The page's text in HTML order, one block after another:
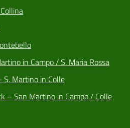
in Campo / S. Maria Rossa
S. Martino in Colle
– San Martino in Campo / Colle